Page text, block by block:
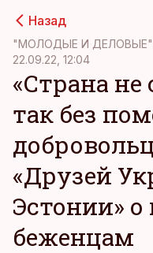
Назад
"МОЛОДЫЕ И
22.09.22, 12:04
«Страна
так без
«Друзей
Эстонии»
беженцам